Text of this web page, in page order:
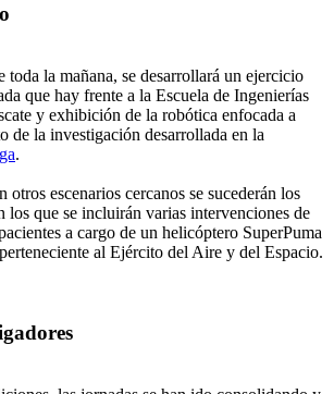
toda la mañana, se desarrollará un ejercicio
que hay frente a la Escuela de Ingenierías
y exhibición de la robótica enfocada a
de la investigación desarrollada en la
.
escenarios cercanos se sucederán los
los que se incluirán varias intervenciones de
a cargo de un helicóptero SuperPuma
al Ejército del Aire y del Espacio.